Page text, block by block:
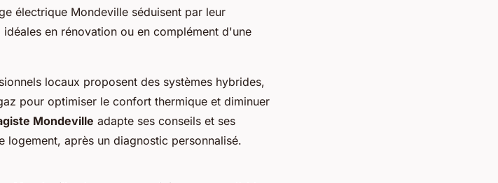
électrique Mondeville séduisent par leur
en rénovation ou en complément d'une
locaux proposent des systèmes hybrides,
pour optimiser le confort thermique et diminuer
Mondeville adapte ses conseils et ses
après un diagnostic personnalisé.